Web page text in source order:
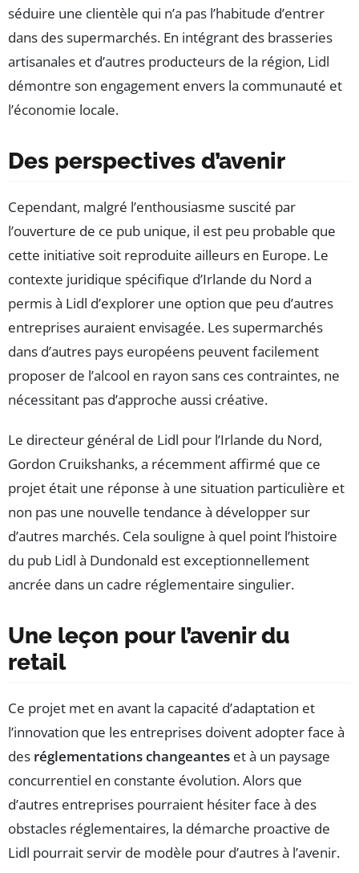
séduire une clientèle qui n’a pas l’habitude d’entrer
dans des supermarchés. En intégrant des brasseries
artisanales et d’autres producteurs de la région, Lidl
démontre son engagement envers la communauté et
l’économie locale.
Des perspectives d’avenir
Cependant, malgré l’enthousiasme suscité par
l’ouverture de ce pub unique, il est peu probable que
cette initiative soit reproduite ailleurs en Europe. Le
contexte juridique spécifique d’Irlande du Nord a
permis à Lidl d’explorer une option que peu d’autres
entreprises auraient envisagée. Les supermarchés
dans d’autres pays européens peuvent facilement
proposer de l’alcool en rayon sans ces contraintes, ne
nécessitant pas d’approche aussi créative.
Le directeur général de Lidl pour l’Irlande du Nord,
Gordon Cruikshanks, a récemment affirmé que ce
projet était une réponse à une situation particulière et
non pas une nouvelle tendance à développer sur
d’autres marchés. Cela souligne à quel point l’histoire
du pub Lidl à Dundonald est exceptionnellement
ancrée dans un cadre réglementaire singulier.
Une leçon pour l’avenir du
retail
Ce projet met en avant la capacité d’adaptation et
l’innovation que les entreprises doivent adopter face à
des réglementations changeantes et à un paysage
concurrentiel en constante évolution. Alors que
d’autres entreprises pourraient hésiter face à des
obstacles réglementaires, la démarche proactive de
Lidl pourrait servir de modèle pour d’autres à l’avenir.